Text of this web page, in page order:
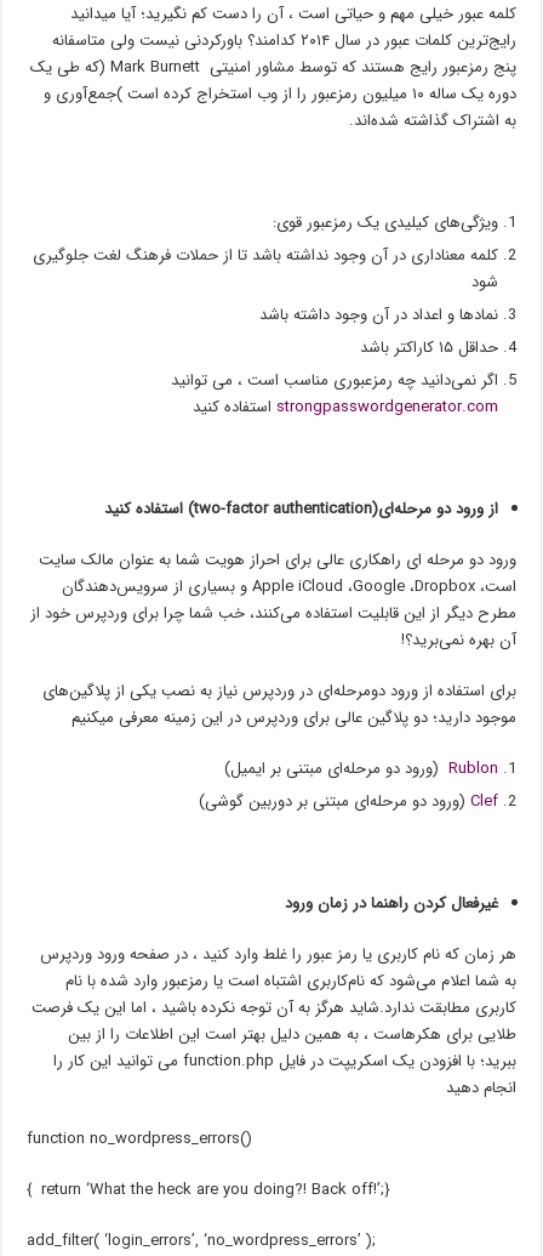
کلمه عبور خیلی مهم و حیاتی است ، آن را دست کم نگیرید؛ آیا میدانید
رایج‌ترین کلمات عبور در سال ۲۰۱۴ کدامند؟ باورکردنی نیست ولی متاسفانه
پنج رمزعبور رایج هستند که توسط مشاور امنیتی Mark Burnett (که طی یک
دوره یک ساله ۱۰ میلیون رمزعبور را از وب استخراج کرده است )جمع‌آوری و
به اشتراک گذاشته شده‌اند.
ویژگی‌های کیلیدی یک رمزعبور قوی:
کلمه معناداری در آن وجود نداشته باشد تا از حملات فرهنگ لغت جلوگیری
شود
نمادها و اعداد در آن وجود داشته باشد
حداقل ۱۵ کاراکتر باشد
اگر نمی‌دانید چه رمزعبوری مناسب است ، می توانید
strongpasswordgenerator.com استفاده کنید
از ورود دو مرحله‌ای(two-factor authentication) استفاده کنید
ورود دو مرحله ای راهکاری عالی برای احراز هویت شما به عنوان مالک سایت
است، Apple iCloud ،Google ،Dropbox و بسیاری از سرویس‌دهندگان
مطرح دیگر از این قابلیت استفاده می‌کنند، خب شما چرا برای وردپرس خود از
آن بهره نمی‌برید؟!
برای استفاده از ورود دو‌مرحله‌ای در وردپرس نیاز به نصب یکی از پلاگین‌های
موجود دارید؛ دو پلاگین عالی برای وردپرس در این زمینه معرفی میکنیم
Rublon (ورود دو مرحله‌ای مبتنی بر ایمیل)
Clef (ورود دو مرحله‌ای مبتنی بر دوربین گوشی)
غیرفعال کردن راهنما در زمان ورود
هر زمان که نام کاربری یا رمز عبور را غلط وارد کنید ، در صفحه ورود وردپرس
به شما اعلام می‌شود که نام‌کاربری اشتباه است یا رمزعبور وارد شده با نام
کاربری مطابقت ندارد.شاید هرگز به آن توجه نکرده باشید ، اما این یک فرصت
طلایی برای هکرهاست ، به همین دلیل بهتر است این اطلاعات را از بین
ببرید؛ با افزودن یک اسکریپت در فایل function.php می توانید این کار را
انجام دهید
function no_wordpress_errors()
{ return ‘What the heck are you doing?! Back off!’;}
add_filter( ‘login_errors’, ‘no_wordpress_errors’ );